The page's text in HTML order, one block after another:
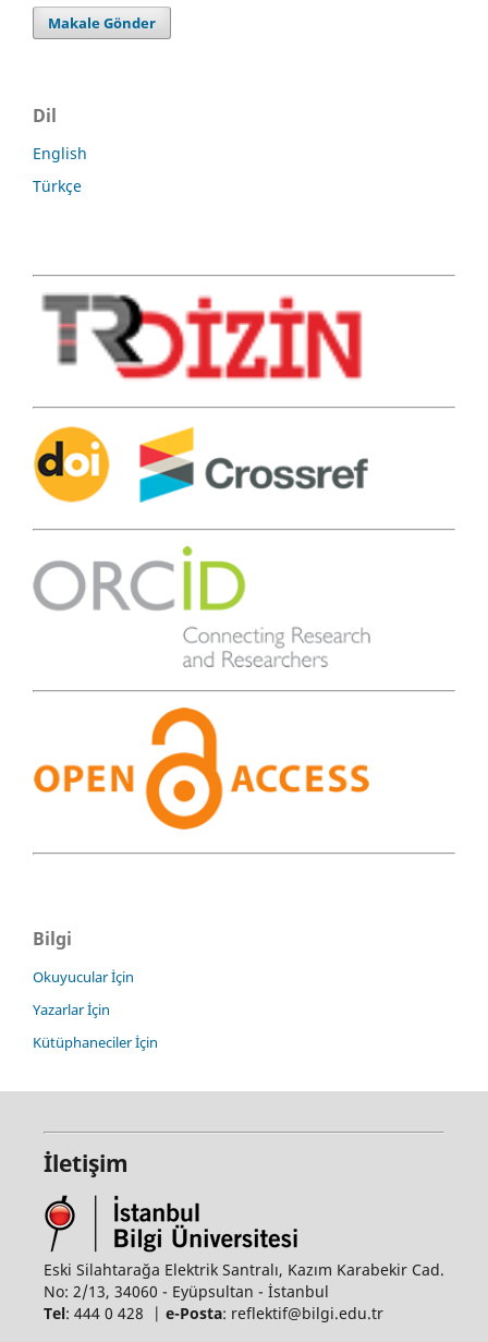
Makale Gönder
Dil
English
Türkçe
Bilgi
Okuyucular İçin
Yazarlar İçin
Kütüphaneciler İçin
İletişim
Eski Silahtarağa Elektrik Santralı, Kazım Karabekir Cad.
No: 2/13, 34060 - Eyüpsultan - İstanbul
Tel: 444 0 428 | e-Posta: reflektif@bilgi.edu.tr